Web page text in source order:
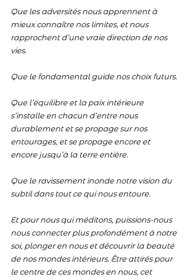
Que les adversités nous apprennent à
mieux connaître nos limites, et nous
rapprochent d’une vraie direction de nos
vies.
Que le fondamental guide nos choix futurs.
Que l’équilibre et la paix intérieure
s’installe en chacun d’entre nous
durablement et se propage sur nos
entourages, et se propage encore et
encore jusqu’à la terre entière.
Que le ravissement inonde notre vision du
subtil dans tout ce qui nous entoure.
Et pour nous qui méditons, puissions-nous
nous connecter plus profondément à notre
soi, plonger en nous et découvrir la beauté
de nos mondes intérieurs. Être attirés pour
le centre de ces mondes en nous, cet